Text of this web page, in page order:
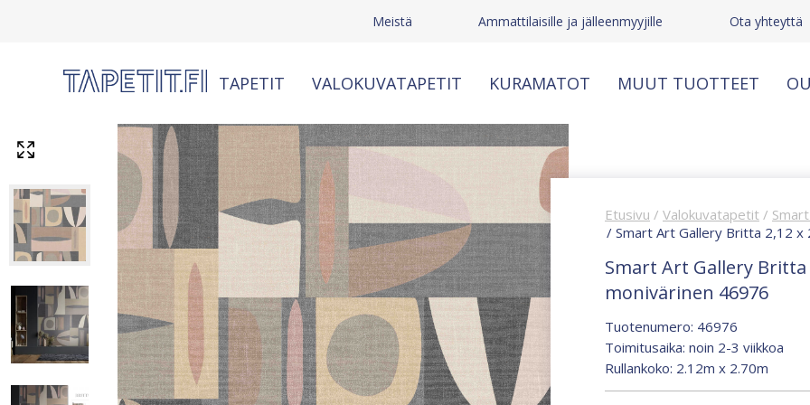
Meistä Ammattilaisille ja jälleenmyyjille Ota yhteyttä
TAPETIT VALOKUVATAPETIT KURAMATOT MUUT TUOTTEET
Etusivu / Valokuvatapetit /
/ Smart Art Gallery Britta 2,12
Smart Art Gallery
monivärinen 46976
Tuotenumero: 46976
Toimitusaika: noin 2-3 viikkoa
Rullankoko: 2.12m x 2.70m